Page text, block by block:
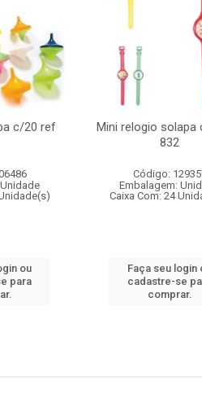
c/20 ref
ou
para
Mini relogio solapa
832
Código:
Embalagem:
Caixa Com: 24
Faça seu login
cadastre-se
comprar.